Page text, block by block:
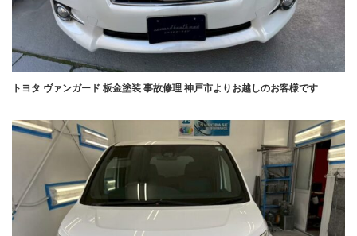
トヨタ ヴァンガード 板金塗装 事故修理 神戸市よりお越しのお客様です